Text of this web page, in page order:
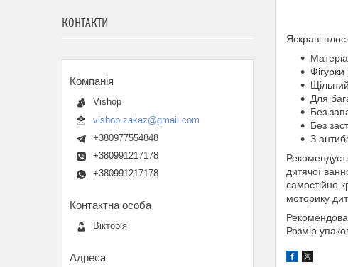
Яскраві
Для
Без
Без
З
дитячої
самостійно
моторику
Розмір
КОНТАКТИ
Vishop
vishop.zakaz@gmail.com
+380977554848
+380991217178
+380991217178
Вікторія